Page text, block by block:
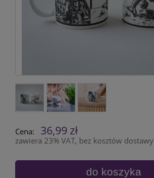
Cena: 36,99 zł
zawiera 23% VAT, bez kosztów dostawy
do koszyka